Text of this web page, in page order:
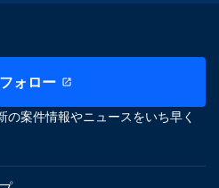
フォロー
案件情報やニュースをいち早く